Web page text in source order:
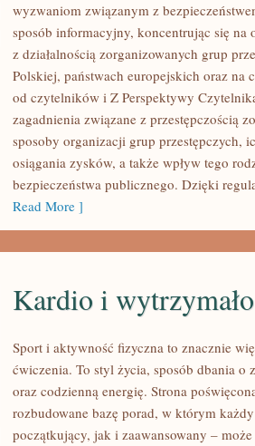
KULTURA
MAFIA
wyzwaniom związanym z
sposób informacyjny, koncentrując się
z działalnością zorganizowanych grup
Polskiej, państwach europejskich oraz na
od czytelników i Z Perspektywy
zagadnienia związane z przestępczością
sposoby organizacji grup przestępczych,
osiągania zysków, a także wpływ tego
bezpieczeństwa publicznego. Dzięki
Read More ]
Kardio i
Sport i aktywność fizyczna to znacznie
ćwiczenia. To styl życia, sposób dbania o
oraz codzienną energię. Strona
rozbudowane bazę porad, w którym
początkujący, jak i zaawansowany –